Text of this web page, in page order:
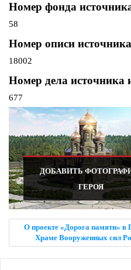
Номер фонда
58
Номер описи
18002
Номер дела источника
677
ДОБАВИТЬ
ГЕРОЯ
О проекте «Дорога памяти» в
Храме Вооруженных сил